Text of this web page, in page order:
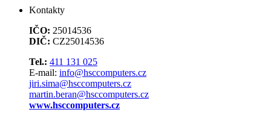
Kontakty
IČO: 25014536
DIČ: CZ25014536
Tel.: 411 131 025
E-mail: info@hsccomputers.cz
jiri.sima@hsccomputers.cz
martin.beran@hsccomputers.cz
www.hsccomputers.cz